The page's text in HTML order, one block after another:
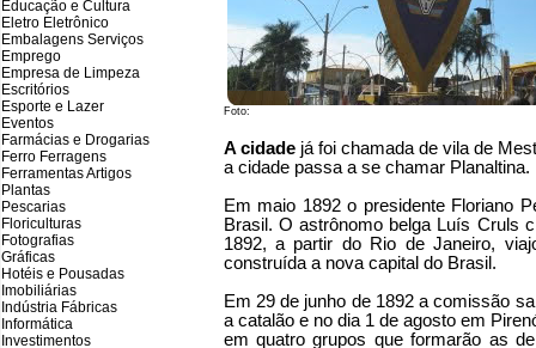
Educação e Cultura
Eletro Eletrônico
Embalagens Serviços
Emprego
Empresa de Limpeza
Escritórios
Esporte e Lazer
Eventos
Farmácias e Drogarias
Ferro Ferragens
Ferramentas Artigos
Plantas
Pescarias
Floriculturas
Fotografias
Gráficas
Hotéis e Pousadas
Imobiliárias
Indústria Fábricas
Informática
Investimentos
Foto:
A cidadejá foi chamada de vila de
a cidade passa a se chamar
Em maio 1892 o presidente Floriano
Brasil. O astrônomo belga Luís Cruls
1892, a partir do Rio de Janeiro,
construída a nova capital do Brasil.
Em 29 de junho de 1892 a comissão
a catalão e no dia 1 de agosto em
em quatro grupos que formarão as